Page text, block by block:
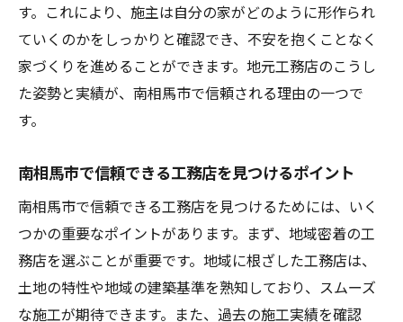
定ポイント
工務店選びで理想の新築を実現する方法
南相馬市で理想的な新築を実現する工務店
の選び方
工務店とは
信頼できる工務店が南相馬市の新築を支え
る理由
成功する新築のための工務店の条件
す。これにより、施主は自分の家がどのように形作られ
ていくのかをしっかりと確認でき、不安を抱くことなく
家づくりを進めることができます。地元工務店のこうし
た姿勢と実績が、南相馬市で信頼される理由の一つで
す。
南相馬市で信頼できる工務店を見つけるポイント
南相馬市で信頼できる工務店を見つけるためには、いく
つかの重要なポイントがあります。まず、地域密着の工
務店を選ぶことが重要です。地域に根ざした工務店は、
土地の特性や地域の建築基準を熟知しており、スムーズ
な施工が期待できます。また、過去の施工実績を確認